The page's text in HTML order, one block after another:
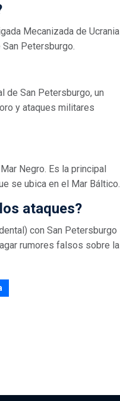
Mecanizada de Ucrania
Petersburgo.
de San Petersburgo, un
y ataques militares
Negro. Es la principal
se ubica en el Mar Báltico.
ataques?
con San Petersburgo
rumores falsos sobre la